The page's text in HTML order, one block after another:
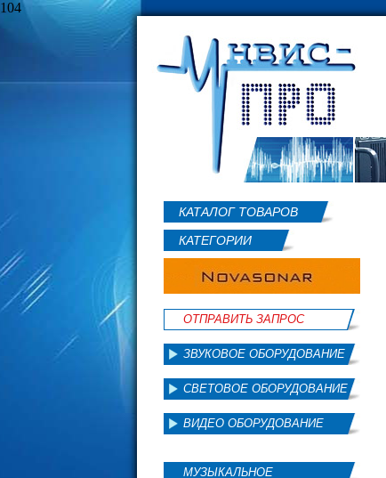
104
КАТАЛОГ ТОВАРОВ
КАТЕГОРИИ
ОТПРАВИТЬ ЗАПРОС
ЗВУКОВОЕ ОБОРУДОВАНИЕ
СВЕТОВОЕ ОБОРУДОВАНИЕ
ВИДЕО ОБОРУДОВАНИЕ
МУЗЫКАЛЬНОЕ